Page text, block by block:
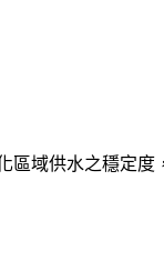
區域供水之穩定